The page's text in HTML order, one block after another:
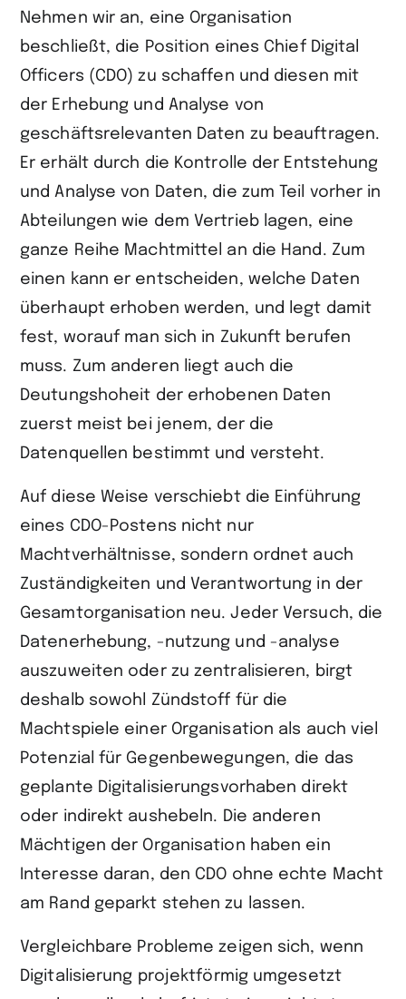
Nehmen wir an, eine Organisation
beschließt, die Position eines Chief Digital
Officers (CDO) zu schaffen und diesen mit
der Erhebung und Analyse von
geschäftsrelevanten Daten zu beauftragen.
Er erhält durch die Kontrolle der Entstehung
und Analyse von Daten, die zum Teil vorher in
Abteilungen wie dem Vertrieb lagen, eine
ganze Reihe Machtmittel an die Hand. Zum
einen kann er entscheiden, welche Daten
überhaupt erhoben werden, und legt damit
fest, worauf man sich in Zukunft berufen
muss. Zum anderen liegt auch die
Deutungshoheit der erhobenen Daten
zuerst meist bei jenem, der die
Datenquellen bestimmt und versteht.
Auf diese Weise verschiebt die Einführung
eines CDO-Postens nicht nur
Machtverhältnisse, sondern ordnet auch
Zuständigkeiten und Verantwortung in der
Gesamtorganisation neu. Jeder Versuch, die
Datenerhebung, -nutzung und -analyse
auszuweiten oder zu zentralisieren, birgt
deshalb sowohl Zündstoff für die
Machtspiele einer Organisation als auch viel
Potenzial für Gegenbewegungen, die das
geplante Digitalisierungsvorhaben direkt
oder indirekt aushebeln. Die anderen
Mächtigen der Organisation haben ein
Interesse daran, den CDO ohne echte Macht
am Rand geparkt stehen zu lassen.
Vergleichbare Probleme zeigen sich, wenn
Digitalisierung projektförmig umgesetzt